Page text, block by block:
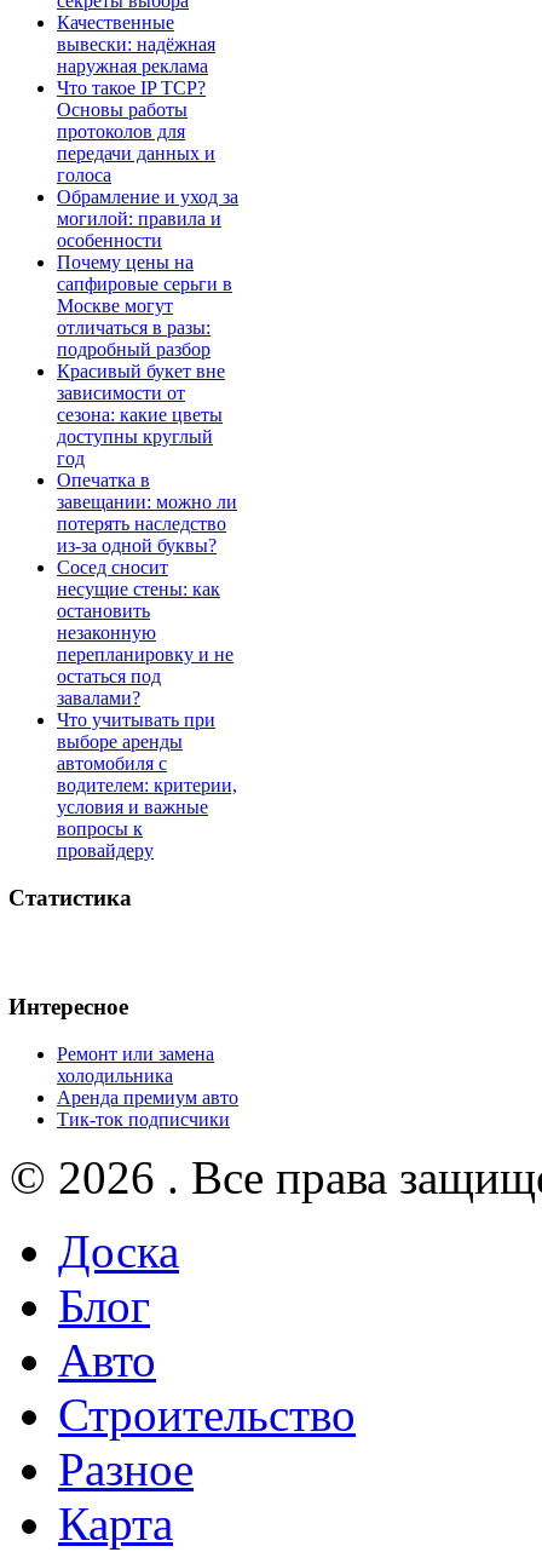
Качественные
вывески: надёжная
наружная реклама
Что такое IP TCP?
Основы работы
протоколов для
передачи данных и
голоса
Обрамление и уход за
могилой: правила и
особенности
Почему цены на
сапфировые серьги в
Москве могут
отличаться в разы:
подробный разбор
Красивый букет вне
зависимости от
сезона: какие цветы
доступны круглый
год
Опечатка в
завещании: можно ли
потерять наследство
из-за одной буквы?
Сосед сносит
несущие стены: как
остановить
незаконную
перепланировку и не
остаться под
завалами?
Что учитывать при
выборе аренды
автомобиля с
водителем: критерии,
условия и важные
вопросы к
провайдеру
Статистика
Интересное
Ремонт или замена
холодильника
Аренда премиум авто
Тик-ток подписчики
© 2026 . Все права
Доска
Блог
Авто
Строительство
Разное
Карта